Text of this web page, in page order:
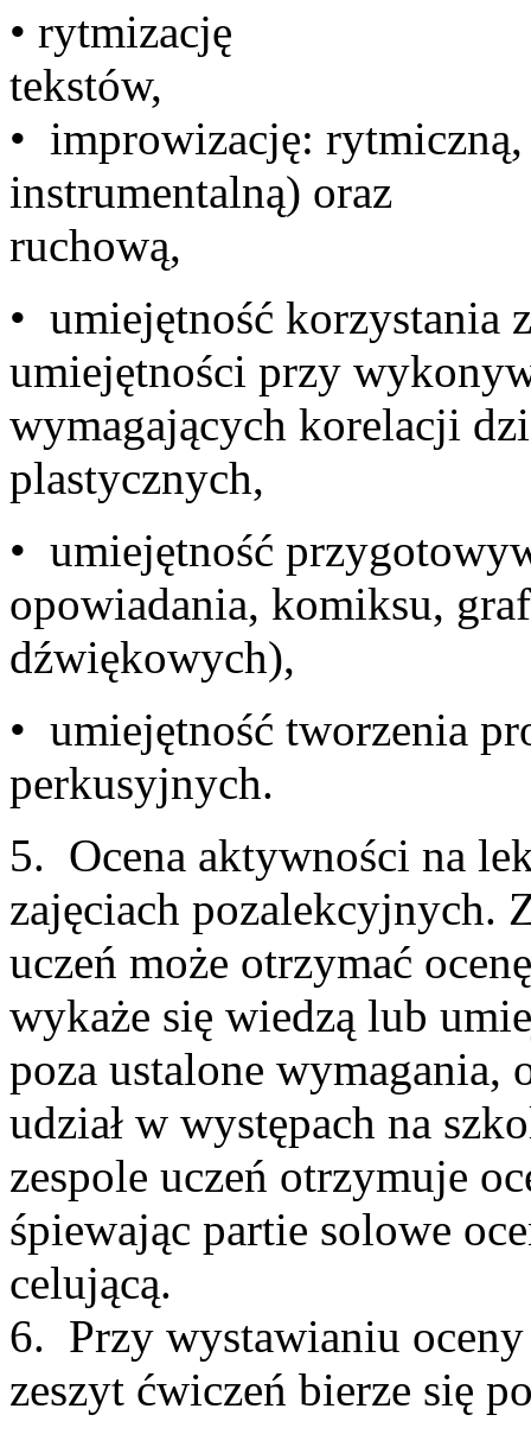
• rytmizację
• improwizację:
instrumentalną) oraz
• umiejętność korzystania
umiejętności przy
wymagających korelacji
• umiejętność
opowiadania, komiksu,
• umiejętność tworzenia
5. Ocena aktywności na
zajęciach pozalekcyjnych.
uczeń może otrzymać
wykaże się wiedzą lub
poza ustalone wymagania,
udział w występach na
zespole uczeń otrzymuje
śpiewając partie solowe
6. Przy wystawianiu
zeszyt ćwiczeń